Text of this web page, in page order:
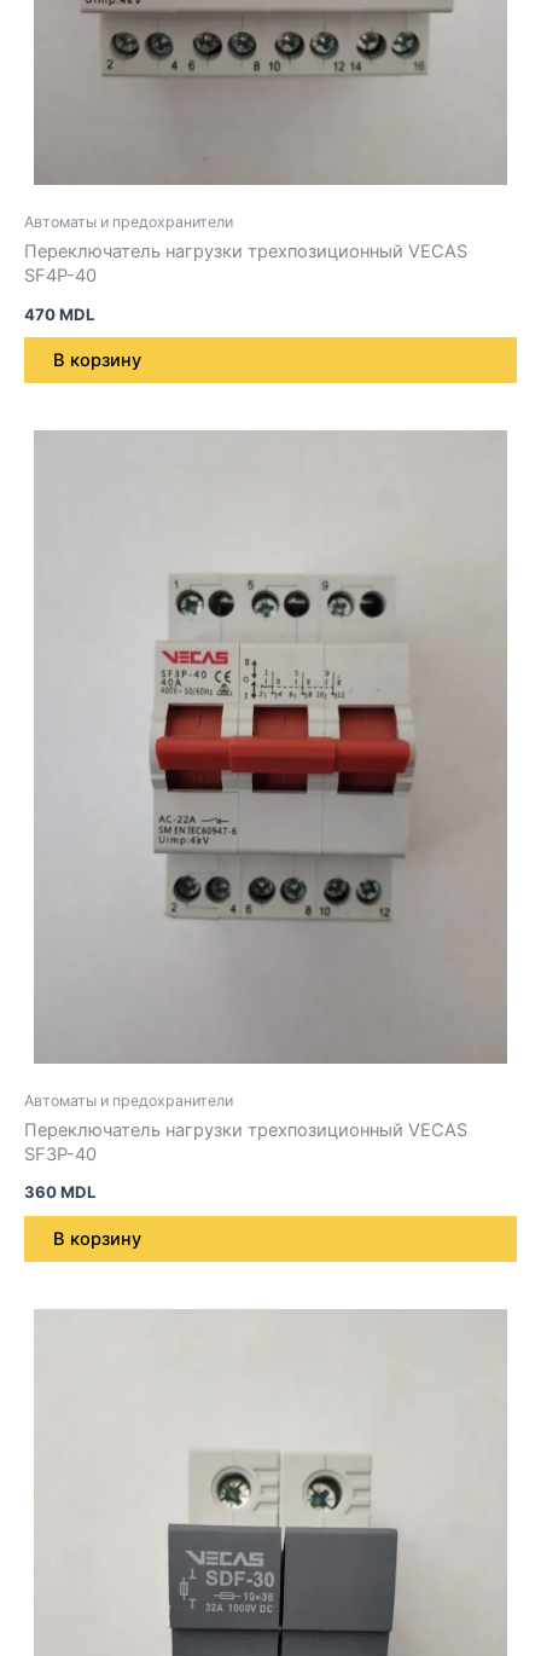
Автоматы и предохранители
Переключатель нагрузки трехпозиционный VECAS
SF4P-40
470MDL
В корзину
Автоматы и предохранители
Переключатель нагрузки трехпозиционный VECAS
SF3P-40
360MDL
В корзину